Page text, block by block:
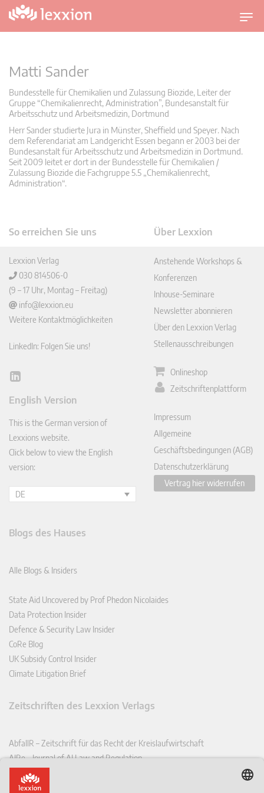
U
m
Matti Sander
Bundesstelle für Chemikalien und Zulassung Biozide, Leiter der
Gruppe “Chemikalienrecht, Administration”, Bundesanstalt für
Arbeitsschutz und Arbeitsmedizin, Dortmund
Herr Sander studierte Jura in Münster, Sheffield und Speyer. Nach
dem Referendariat am Landgericht Essen begann er 2003 bei der
Bundesanstalt für Arbeitsschutz und Arbeitsmedizin in Dortmund.
Seit 2009 leitet er dort in der Bundesstelle für Chemikalien /
Zulassung Biozide die Fachgruppe 5.5 „Chemikalienrecht,
Administration“.
So erreichen Sie uns
Lexxion Verlag
030 814506-0
(9 – 17 Uhr, Montag – Freitag)
info@lexxion.eu
Weitere Kontaktmöglichkeiten
LinkedIn: Folgen Sie uns!
Lin
In
English Version
This is the German version of
Lexxions website.
Click below to view the English
version:
DE
Über Lexxion
Anstehende Workshops &
Konferenzen
Inhouse-Seminare
Newsletter abonnieren
Über den Lexxion Verlag
Stellenausschreibungen
Onlineshop
Zeitschriftenplattform
Impressum
Allgemeine
Geschäftsbedingungen (AGB)
Datenschutzerklärung
Vertrag hier widerrufen
Blogs des Hauses
Alle Blogs & Insiders
State Aid Uncovered by Prof Phedon Nicolaides
Data Protection Insider
Defence & Security Law Insider
CoRe Blog
UK Subsidy Control Insider
Climate Litigation Brief
Zeitschriften des Lexxion Verlags
AbfallR – Zeitschrift für das Recht der Kreislaufwirtschaft
AIRe – Journal of AI Law and Regulation
CCLR – Carbon & Climate Law Review
CoRe – European Competition and Regulatory Law Review